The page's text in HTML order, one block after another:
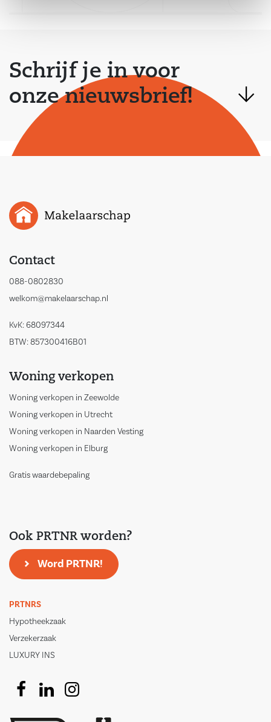
Schrijf je in voor
onze nieuwsbrief!
Contact
088-0802830
welkom@makelaarschap.nl
KvK: 68097344
BTW: 857300416B01
Woning verkopen
Woning verkopen in Zeewolde
Woning verkopen in Utrecht
Woning verkopen in Naarden Vesting
Woning verkopen in Elburg
Gratis waardebepaling
Ook PRTNR worden?
Word PRTNR!
PRTNRS
Hypotheekzaak
Verzekerzaak
LUXURY INS